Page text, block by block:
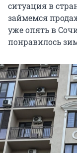
ситуация в
займемся
уже опять в
понравилось